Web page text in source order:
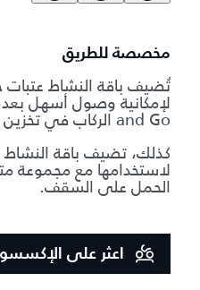
مخصصة للطريق
تُضيف باقة النشاط عتبات
and Go الركاب في تخزين أغراضهم.
كذلك، تضيف باقة النشاط
لاستخدامها مع مجموعة
الحمل على السقف.
اعثر على